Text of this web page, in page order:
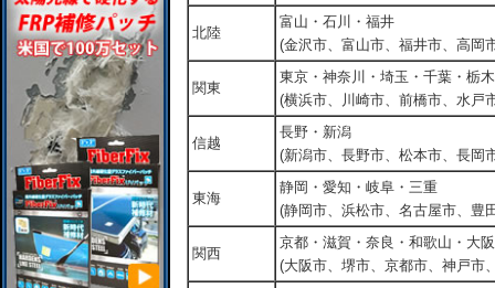
北陸
富山・石川・福井
(金沢市、富山市、福井市、高岡
関東
東京・神奈川・埼玉・千葉・栃
(横浜市、川崎市、前橋市、水戸
信越
長野・新潟
(新潟市、長野市、松本市、長岡
東海
静岡・愛知・岐阜・三重
(静岡市、浜松市、名古屋市、豊
関西
京都・滋賀・奈良・和歌山・大
(大阪市、堺市、京都市、神戸市